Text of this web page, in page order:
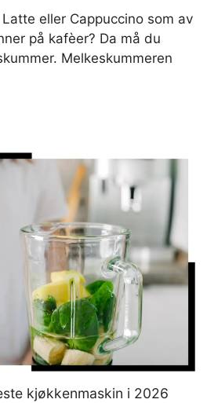
eller Cappuccino som av
på kafèer? Da må du
Melkeskummeren
kjøkkenmaskin i 2026